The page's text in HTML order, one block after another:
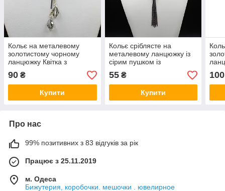
Кольє на металевому
золотистому чорному
ланцюжку Квітка з
кристалами в стразах і
підвіскою довжина 70 см
90 ₴
Купити
Кольє сріблясте на
металевому ланцюжку із
сірим пушком із
пензликом і леопардовим
серцем 70 см
55₴
Купити
та
см
100
Про нас
99% позитивних з 83 відгуків за рік
Працює з 25.11.2019
м. Одеса
Бижутерия, коробочки. мешочки . ювелирное